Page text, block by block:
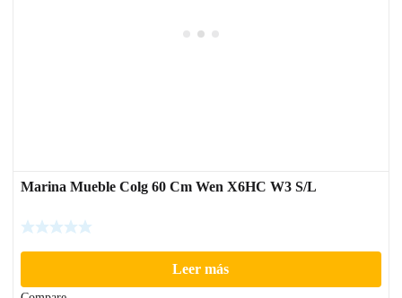
Marina Mueble Colg 60 Cm Wen X6HC W3 S/L
Leer más